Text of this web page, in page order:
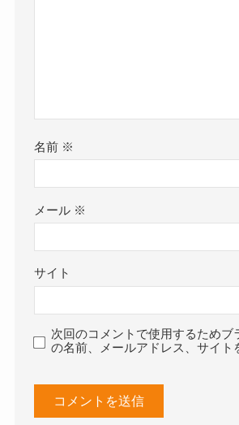
名前 ※
メール ※
サイト
次回のコメントで使用するためブ
の名前、メールアドレス、サイト